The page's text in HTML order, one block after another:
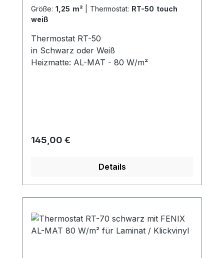
Klickvinyl
Größe: 1,25 m² Thermostat: RT-50 touch
weiß
Thermostat RT-50
in Schwarz oder Weiß
Heizmatte: AL-MAT - 80 W/m²
Regulärer Preis:
145,00 €
Details